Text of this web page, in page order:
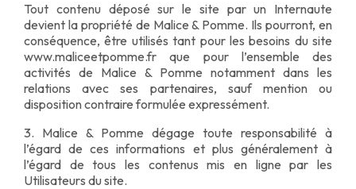
Tout contenu déposé sur le site par un Internaute
devient la propriété de Malice & Pomme. Ils pourront, en
conséquence, être utilisés tant pour les besoins du site
www.maliceetpomme.fr que pour l’ensemble des
activités de Malice & Pomme notamment dans les
relations avec ses partenaires, sauf mention ou
disposition contraire formulée expressément.
3. Malice & Pomme dégage toute responsabilité à
l’égard de ces informations et plus généralement à
l’égard de tous les contenus mis en ligne par les
Utilisateurs du site.